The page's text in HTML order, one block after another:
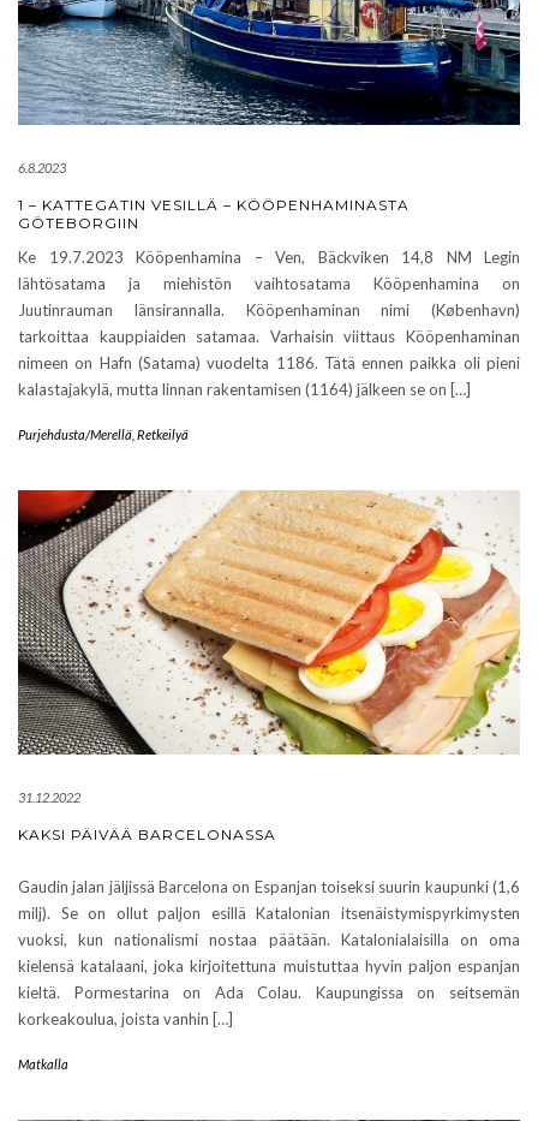
6.8.2023
1 – KATTEGATIN VESILLÄ – KÖÖPENHAMINASTA
GÖTEBORGIIN
Ke 19.7.2023 Kööpenhamina – Ven, Bäckviken 14,8 NM Legin
lähtösatama ja miehistön vaihtosatama Kööpenhamina on
Juutinrauman länsirannalla. Kööpenhaminan nimi (København)
tarkoittaa kauppiaiden satamaa. Varhaisin viittaus Kööpenhaminan
nimeen on Hafn (Satama) vuodelta 1186. Tätä ennen paikka oli pieni
kalastajakylä, mutta linnan rakentamisen (1164) jälkeen se on […]
Purjehdusta/Merellä Retkeilyä
31.12.2022
KAKSI PÄIVÄÄ BARCELONASSA
Gaudin jalan jäljissä Barcelona on Espanjan toiseksi suurin kaupunki (1,6
milj). Se on ollut paljon esillä Katalonian itsenäistymispyrkimysten
vuoksi, kun nationalismi nostaa päätään. Katalonialaisilla on oma
kielensä katalaani, joka kirjoitettuna muistuttaa hyvin paljon espanjan
kieltä. Pormestarina on Ada Colau. Kaupungissa on seitsemän
korkeakoulua, joista vanhin […]
Matkalla